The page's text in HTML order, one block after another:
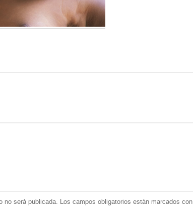
no será publicada. Los campos obligatorios están marcados con